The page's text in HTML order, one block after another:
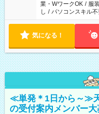
業・WワークOK / 服
し / パソコンスキル
気になる！
≪単発＊1日から～≫
の受付案内メンバー大